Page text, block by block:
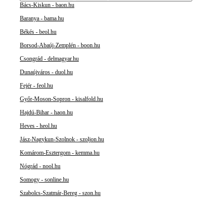
Bács-Kiskun - baon.hu
Baranya - bama.hu
Békés - beol.hu
Borsod-Abaúj-Zemplén - boon.hu
Csongrád - delmagyar.hu
Dunaújváros - duol.hu
Fejér - feol.hu
Győr-Moson-Sopron - kisalfold.hu
Hajdú-Bihar - haon.hu
Heves - heol.hu
Jász-Nagykun-Szolnok - szoljon.hu
Komárom-Esztergom - kemma.hu
Nógrád - nool.hu
Somogy - sonline.hu
Szabolcs-Szatmár-Bereg - szon.hu